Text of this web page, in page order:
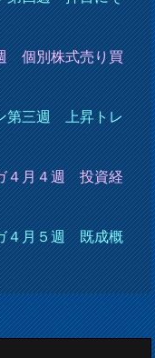
個別株式売り買
第三週 上昇トレ
４月４週 投資経
４月５週 既成概